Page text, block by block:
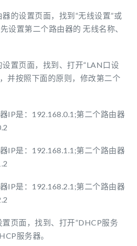
的设置页面，找到“无线设置”或
设置第二个路由器的 无线名称、
置页面，找到、打开“LAN口设
并按照下面的原则，修改第二个
IP是：192.168.0.1;第二个路由器
IP是：192.168.1.1;第二个路由器
IP是：192.168.2.1;第二个路由器
页面，找到、打开“DHCP服务
服务器。